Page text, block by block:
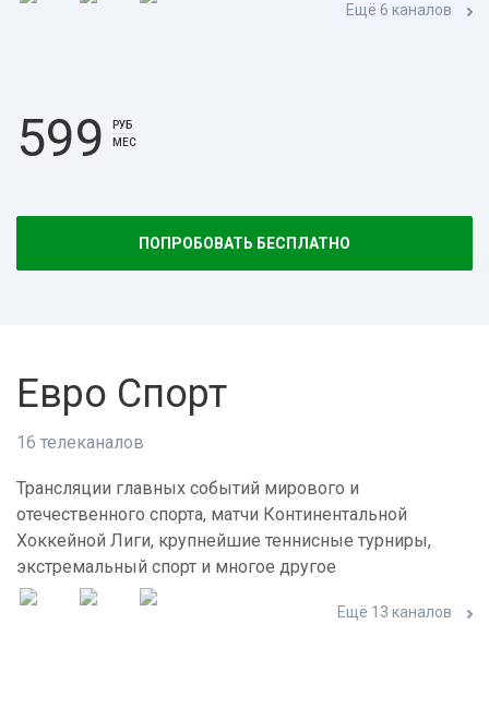
Ещё 6 каналов
599
РУБ
МЕС
ПОПРОБОВАТЬ БЕСПЛАТНО
Евро Спорт
16 телеканалов
Трансляции главных событий мирового и
отечественного спорта, матчи Континентальной
Хоккейной Лиги, крупнейшие теннисные турниры,
экстремальный спорт и многое другое
Ещё 13 каналов